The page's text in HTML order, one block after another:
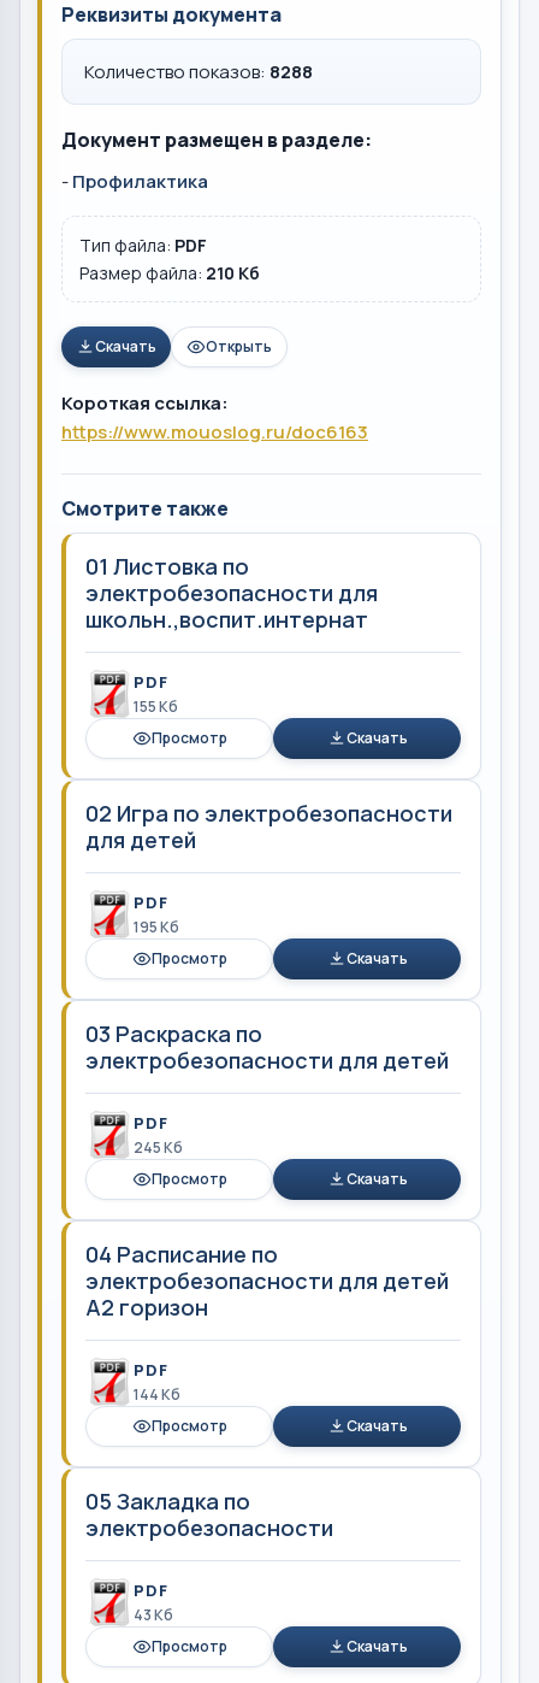
Реквизиты документа
Количество показов: 8288
Документ размещен в разделе:
-Профилактика
Тип файла: PDF
Размер файла: 210 Кб
Скачать Открыть
Короткая ссылка:
https://www.mouoslog.ru/doc6163
Смотрите также
01 Листовка по
электробезопасности для
школьн.,воспит.интернат
PDF
155 Кб
Просмотр
Скачать
02 Игра по электробезопасности
для детей
PDF
195 Кб
Просмотр
Скачать
03 Раскраска по
электробезопасности для детей
PDF
245 Кб
Просмотр
Скачать
04 Расписание по
электробезопасности для детей
А2 горизон
PDF
144 Кб
Просмотр
Скачать
05 Закладка по
электробезопасности
PDF
43 Кб
Просмотр
Скачать